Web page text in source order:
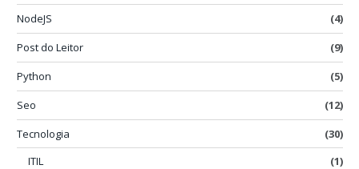
NodeJS
(4)
Post do Leitor
(9)
Python
(5)
Seo
(12)
Tecnologia
(30)
ITIL
(1)